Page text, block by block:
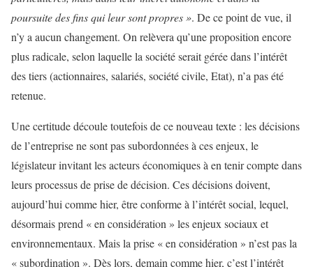
poursuite des fins qui leur sont propres ». De ce point de vue, il
n’y a aucun changement. On relèvera qu’une proposition encore
plus radicale, selon laquelle la société serait gérée dans l’intérêt
des tiers (actionnaires, salariés, société civile, Etat), n’a pas été
retenue.
Une certitude découle toutefois de ce nouveau texte : les décisions
de l’entreprise ne sont pas subordonnées à ces enjeux, le
législateur invitant les acteurs économiques à en tenir compte dans
leurs processus de prise de décision. Ces décisions doivent,
aujourd’hui comme hier, être conforme à l’intérêt social, lequel,
désormais prend « en considération » les enjeux sociaux et
environnementaux. Mais la prise « en considération » n’est pas la
« subordination ». Dès lors, demain comme hier, c’est l’intérêt